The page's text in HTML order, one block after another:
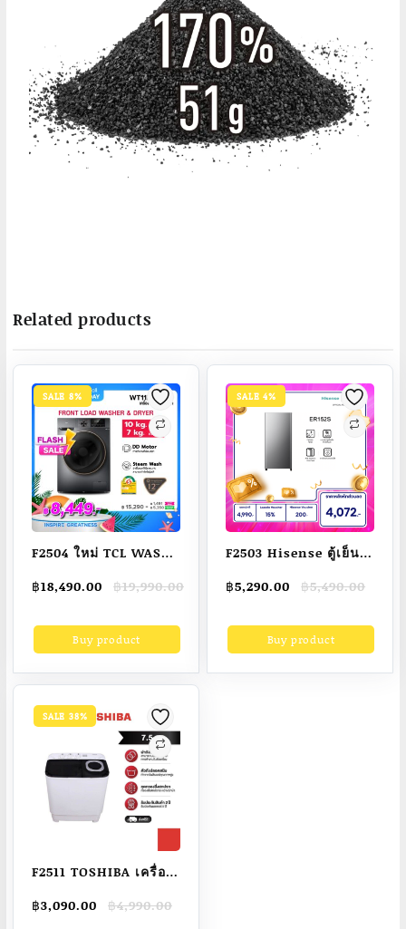
Related products
SALE 8%
F2504 ใหม่ TCL WASH
ผ้าฝาหน้า ซัก 10Kg. อบ
WT11EPWDG มอเตอร์
ประหยัดไฟ ทำงานเงียบ
[ผ่อน 0% นาน 10
เดือน]
฿19,990.00
Original
was:
฿19,990.00.
฿18,490.00
Current
is:
฿18,490.00.Buy product
SALE 4%
F2503 Hisense ตู้เย็น 1
เย็น Hisense รุ่น
฿5,490.00
Original
was:
฿5,490.00.
฿5,290.00
Current
is:
฿5,290.00.Buy product
SALE 38%
F2511 TOSHIBA เครื่อง
กิโลกรัม รุ่น VH-
฿4,990.00
Original
฿3,090.00
Current